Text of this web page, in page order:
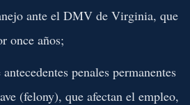
ante el DMV de Virginia, que
once años;
penales permanentes
(felony), que afectan el empleo,